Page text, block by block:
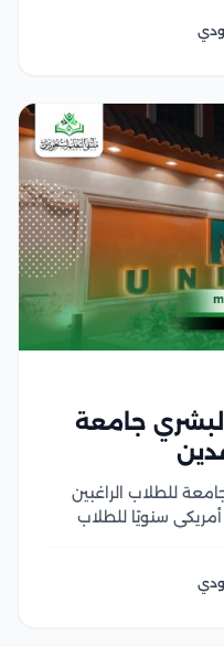
في هذا المقال نوضح
جامعة
للطلاب الراغبين
أمريكي سنويًا للطلاب
المقال نستعرض...